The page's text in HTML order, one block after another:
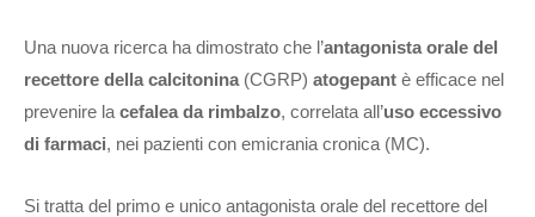
Una nuova ricerca ha dimostrato che l’antagonista orale del
recettore della calcitonina (CGRP) atogepant è efficace nel
prevenire la cefalea da rimbalzo, correlata all’uso eccessivo
di farmaci, nei pazienti con emicrania cronica (MC).
Si tratta del primo e unico antagonista orale del recettore del